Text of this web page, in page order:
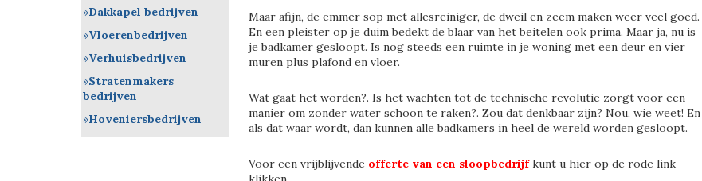
Maar afijn, de emmer sop met allesreiniger, de dweil en zeem maken weer veel goed.
En een pleister op je duim bedekt de blaar van het beitelen ook prima. Maar ja, nu is
je badkamer gesloopt. Is nog steeds een ruimte in je woning met een deur en vier
muren plus plafond en vloer.
Wat gaat het worden?. Is het wachten tot de technische revolutie zorgt voor een
manier om zonder water schoon te raken?. Zou dat denkbaar zijn? Nou, wie weet! En
als dat waar wordt, dan kunnen alle badkamers in heel de wereld worden gesloopt.
Voor een vrijblijvende offerte van een sloopbedrijfkunt u hier op de rode link
Dakkapel bedrijven
Vloerenbedrijven
Verhuisbedrijven
Stratenmakers
bedrijven
Hoveniersbedrijven